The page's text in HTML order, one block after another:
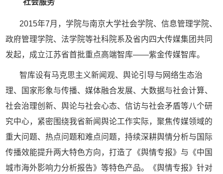
社会服务
2015年7月， 学院与南京大学社会学院、信息管理学院、
政府管理学院、 法学院等社科院系及省内四大传媒集团共同
发起， 成立江苏省首批重点高端智库——紫金传媒智库。
智库设有马克思主义新闻观、舆论引导与网络生态治
理、国家形象与传播、媒体融合发展、大数据与社会计算、
社会治理创新、舆论与社会心态、信访与社会矛盾等八个研
究中心，紧密围绕我省新闻舆论工作实际，聚焦传媒领域的
重大问题、热点问题和难点问题，持续深耕舆情分析与国际
传播效能提升两大特色方向，打造了《舆情专报》与《中国
城市海外影响力分析报告》等特色产品。《舆情专报》针对